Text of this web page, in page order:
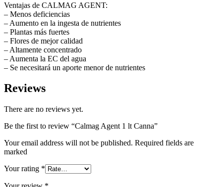
Ventajas de CALMAG AGENT:
– Menos deficiencias
– Aumento en la ingesta de nutrientes
– Plantas más fuertes
– Flores de mejor calidad
– Altamente concentrado
– Aumenta la EC del agua
– Se necesitará un aporte menor de nutrientes
Reviews
There are no reviews yet.
Be the first to review “Calmag Agent 1 lt Canna”
Your email address will not be published. Required fields are
marked
Your rating *